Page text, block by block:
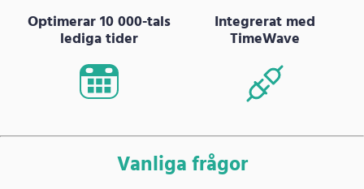
Optimerar 10 000-tals
lediga tider
Integrerat med
TimeWave
Vanliga frågor